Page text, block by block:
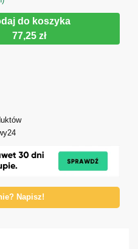
do koszyka
77,25 zł
Napisz!